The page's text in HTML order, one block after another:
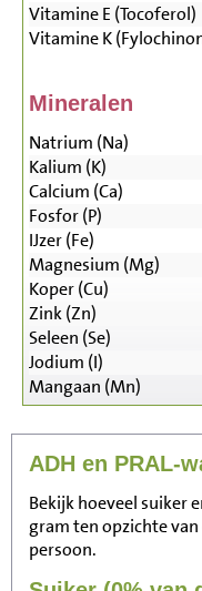
Vitamine E (Tocoferol)
Vitamine K
Mineralen
Natrium (Na)
Kalium (K)
Calcium (Ca)
Fosfor (P)
IJzer (Fe)
Magnesium (Mg)
Koper (Cu)
Zink (Zn)
Seleen (Se)
Jodium (I)
Mangaan (Mn)
ADH en PRAL-
Bekijk hoeveel suiker
gram ten opzichte
persoon.